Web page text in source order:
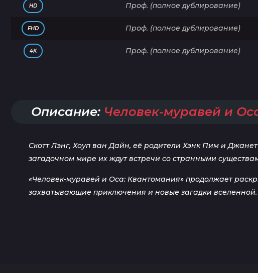
HD Проф. (полное дублирование)
FHD Проф. (полное дублирование)
4K Проф. (полное дублирование)
Описание: Человек-муравей и
Скотт Лэнг, Хоуп ван Дайн, её родители Хэнк Пим и
загадочном мире их ждут встречи со странными
«Человек-муравей и Оса: Квантомания» продолжает
захватывающие приключения и новые загадки вселенной.